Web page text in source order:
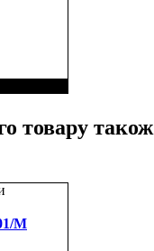
товару також
M